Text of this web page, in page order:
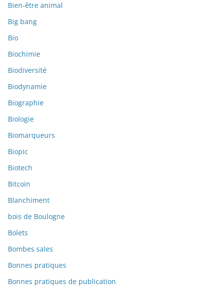
Bien-être animal
Big bang
Bio
Biochimie
Biodiversité
Biodynamie
Biographie
Biologie
Biomarqueurs
Biopic
Biotech
Bitcoin
Blanchiment
bois de Boulogne
Bolets
Bombes sales
Bonnes pratiques
Bonnes pratiques de publication